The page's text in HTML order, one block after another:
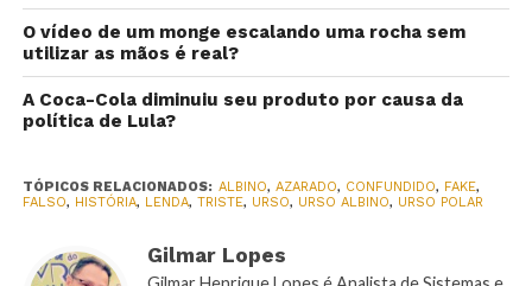
O vídeo de um monge escalando uma rocha sem
utilizar as mãos é real?
A Coca-Cola diminuiu seu produto por causa da
política de Lula?
TÓPICOS RELACIONADOS: ALBINO, AZARADO, CONFUNDIDO, FAKE,
FALSO, HISTÓRIA, LENDA, TRISTE, URSO, URSO ALBINO, URSO POLAR
Gilmar Lopes